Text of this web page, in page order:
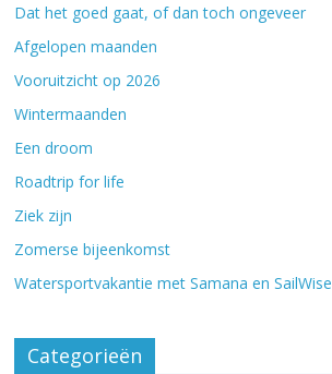
Dat het goed gaat, of dan toch ongeveer
Afgelopen maanden
Vooruitzicht op 2026
Wintermaanden
Een droom
Roadtrip for life
Ziek zijn
Zomerse bijeenkomst
Watersportvakantie met Samana en SailWise
Categorieën